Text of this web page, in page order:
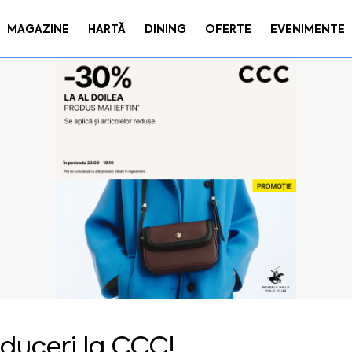
MAGAZINE HARTĂ DINING OFERTE EVENIMENTE